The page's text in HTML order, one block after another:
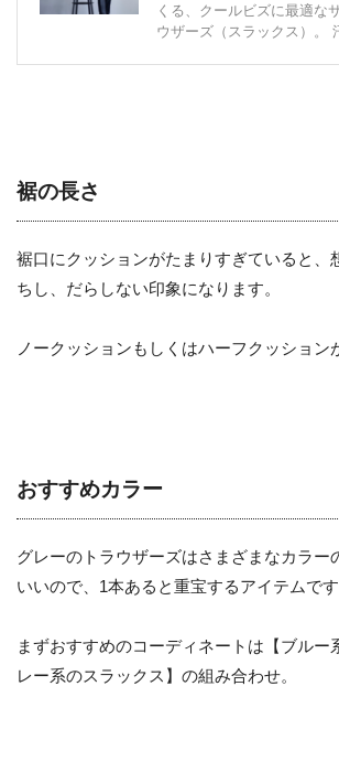
くる、クールビズに最適な
ウザーズ（スラックス）。
裾の長さ
裾口にクッションがたまりすぎていると、
ちし、だらしない印象になります。
ノークッションもしくはハーフクッション
おすすめカラー
グレーのトラウザーズはさまざまなカラー
いいので、1本あると重宝するアイテムです
まずおすすめのコーディネートは【ブルー
レー系のスラックス】の組み合わせ。